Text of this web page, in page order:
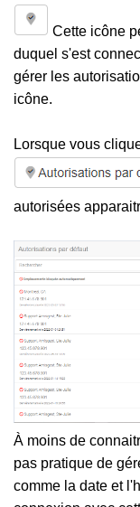
Cette icône
duquel s'est
gérer les
icône.
Lorsque vous
autorisées
À moins de
pas pratique de
comme la date et